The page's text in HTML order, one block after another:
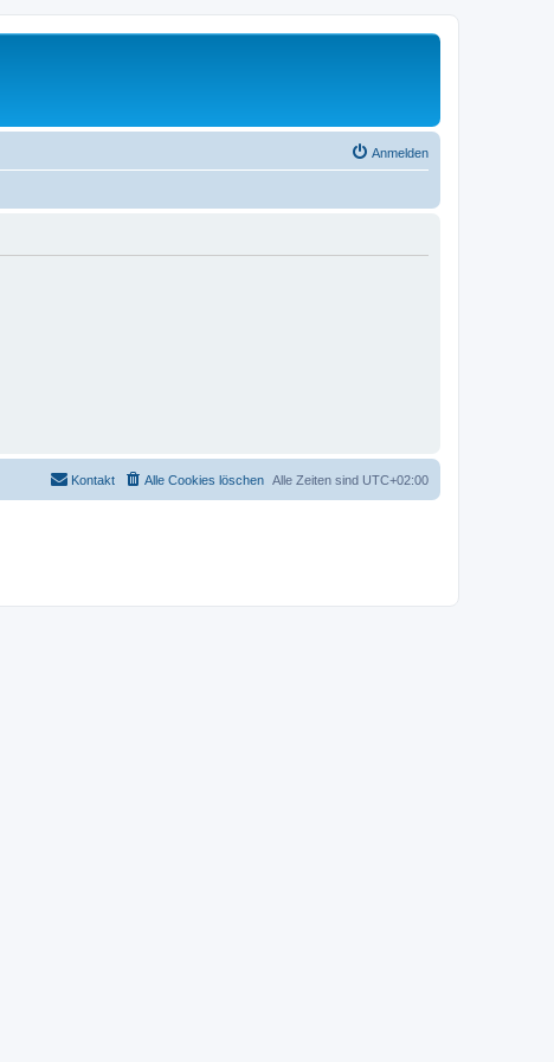
Anmelden
Alle Zeiten sind UTC+02:00
Alle Cookies löschen
Kontakt